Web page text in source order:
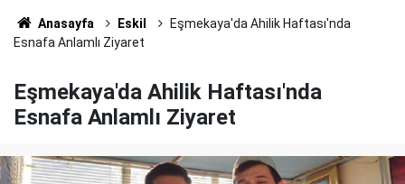
Anasayfa Eskil
Eşmekaya'da Ahilik Haftası'nda
Esnafa Anlamlı Ziyaret
Eşmekaya'da Ahilik Haftası'nda
Esnafa Anlamlı Ziyaret